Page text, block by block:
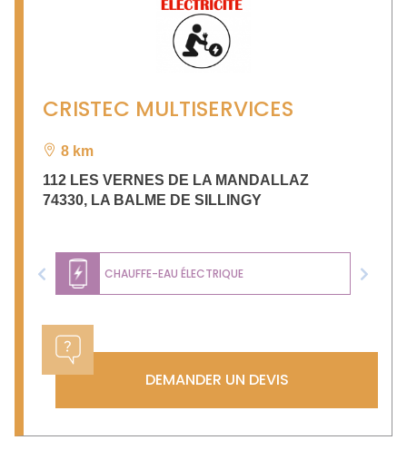
CRISTEC MULTISERVICES
8 km
112 LES VERNES DE LA MANDALLAZ
74330, LA BALME DE SILLINGY
CHAUFFE-EAU ÉLECTRIQUE
Previous Next
DEMANDER UN DEVIS